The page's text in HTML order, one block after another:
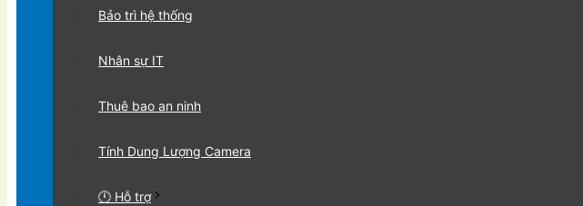
Bảo trì hệ thống
Nhân sự IT
Thuê bao an ninh
Tính Dung Lượng Camera
🕛 Hỗ trợ